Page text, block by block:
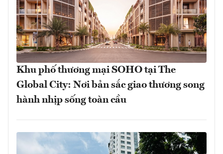
Khu phố thương mại SOHO tại The
Global City: Nơi bản sắc giao thương song
hành nhịp sống toàn cầu